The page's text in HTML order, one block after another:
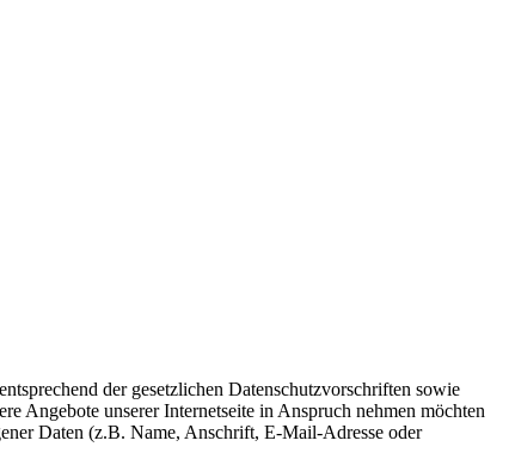
der gesetzlichen Datenschutzvorschriften sowie
Angebote unserer Internetseite in Anspruch nehmen möchten
Daten (z.B. Name, Anschrift, E-Mail-Adresse oder